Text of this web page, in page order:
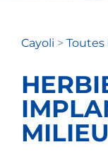
Cayoli > Toutes